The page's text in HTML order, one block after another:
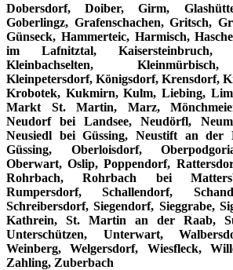
Dobersdorf, Doiber, Girm,
Goberlingz, Grafenschachen, Gritsch,
Günseck, Hammerteic, Harmisch,
im Lafnitztal, Kaisersteinbruch,
Kleinbachselten,
Kleinpetersdorf, Königsdorf, Krensdorf,
Krobotek, Kukmirn, Kulm, Liebing,
Markt St. Martin, Marz,
Neudorf bei Landsee, Neudörfl,
Neusiedl bei Güssing, Neustift an der
Güssing, Oberloisdorf,
Oberwart, Oslip, Poppendorf,
Rohrbach, Rohrbach bei
Rumpersdorf, Schallendorf,
Schreibersdorf, Siegendorf, Sieggrabe,
Kathrein, St. Martin an der Raab,
Unterschützen, Unterwart,
Weinberg, Welgersdorf, Wiesfleck,
Zahling, Zuberbach